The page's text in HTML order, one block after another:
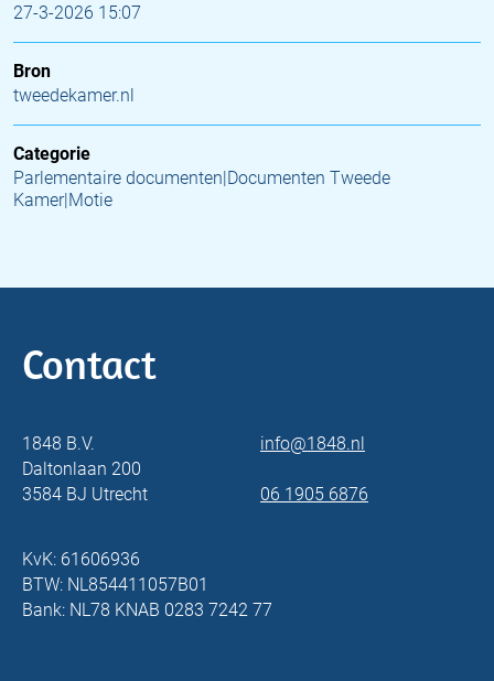
27-3-2026 15:07
Bron
tweedekamer.nl
Categorie
Parlementaire documenten|Documenten Tweede
Kamer|Motie
Contact
1848 B.V.
Daltonlaan 200
3584 BJ Utrecht
info@1848.nl
06 1905 6876
KvK: 61606936
BTW: NL854411057B01
Bank: NL78 KNAB 0283 7242 77